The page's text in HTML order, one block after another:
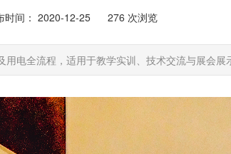
时间： 2020-12-25 276 次浏览
电全流程，适用于教学实训、技术交流与展会展